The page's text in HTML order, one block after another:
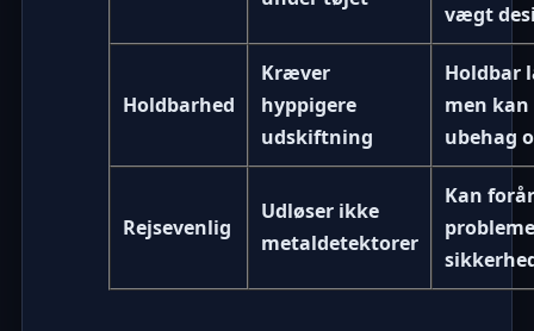
vægt
Holdbarhed
Kræver
hyppigere
udskiftning
Holdbar
men
ubehag
Rejsevenlig
Udløser ikke
metaldetektorer
Kan